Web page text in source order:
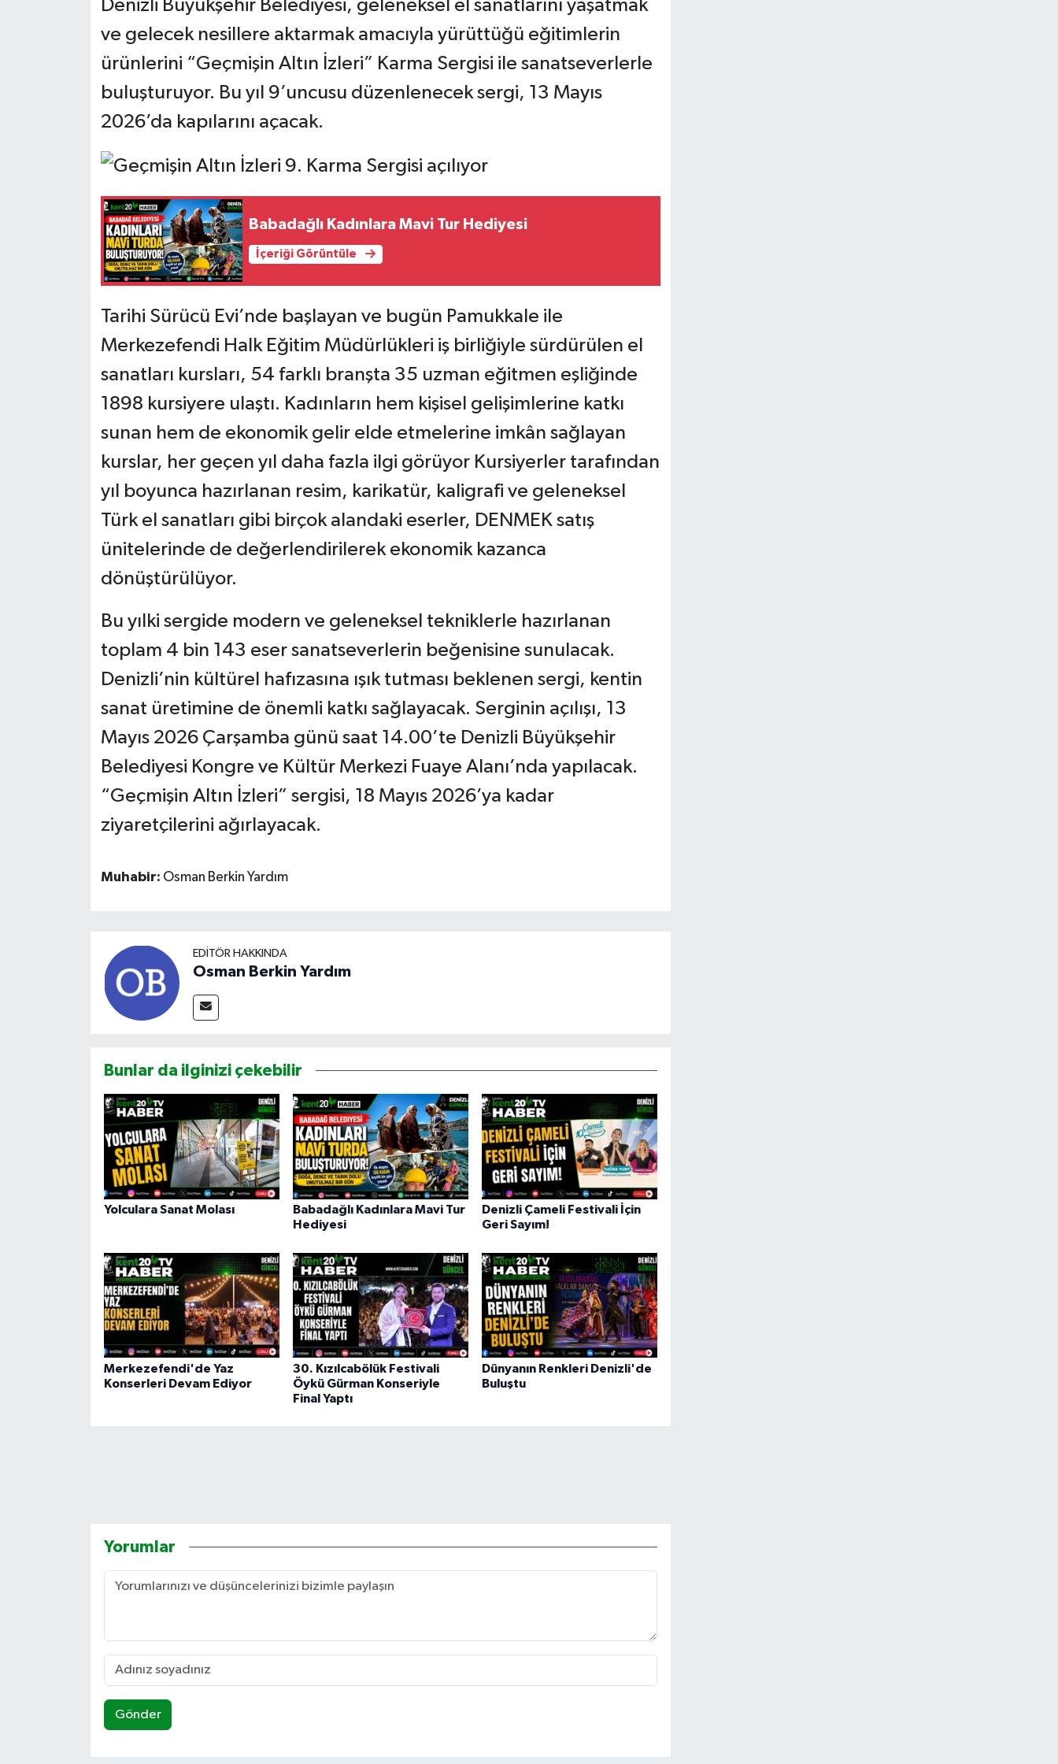
Denizli Büyükşehir Belediyesi, geleneksel el sanatlarını yaşatmak
ve gelecek nesillere aktarmak amacıyla yürüttüğü eğitimlerin
ürünlerini “Geçmişin Altın İzleri” Karma Sergisi ile sanatseverlerle
buluşturuyor. Bu yıl 9’uncusu düzenlenecek sergi, 13 Mayıs
2026’da kapılarını açacak.
Babadağlı Kadınlara Mavi Tur Hediyesi
İçeriği Görüntüle
Tarihi Sürücü Evi’nde başlayan ve bugün Pamukkale ile
Merkezefendi Halk Eğitim Müdürlükleri iş birliğiyle sürdürülen el
sanatları kursları, 54 farklı branşta 35 uzman eğitmen eşliğinde
1898 kursiyere ulaştı. Kadınların hem kişisel gelişimlerine katkı
sunan hem de ekonomik gelir elde etmelerine imkân sağlayan
kurslar, her geçen yıl daha fazla ilgi görüyor Kursiyerler tarafından
yıl boyunca hazırlanan resim, karikatür, kaligrafi ve geleneksel
Türk el sanatları gibi birçok alandaki eserler, DENMEK satış
ünitelerinde de değerlendirilerek ekonomik kazanca
dönüştürülüyor.
Bu yılki sergide modern ve geleneksel tekniklerle hazırlanan
toplam 4 bin 143 eser sanatseverlerin beğenisine sunulacak.
Denizli’nin kültürel hafızasına ışık tutması beklenen sergi, kentin
sanat üretimine de önemli katkı sağlayacak. Serginin açılışı, 13
Mayıs 2026 Çarşamba günü saat 14.00’te Denizli Büyükşehir
Belediyesi Kongre ve Kültür Merkezi Fuaye Alanı’nda yapılacak.
“Geçmişin Altın İzleri” sergisi, 18 Mayıs 2026’ya kadar
ziyaretçilerini ağırlayacak.
Muhabir: Osman Berkin Yardım
EDITÖR HAKKINDA
Osman Berkin Yardım
Bunlar da ilginizi çekebilir
Yolculara Sanat Molası
Babadağlı Kadınlara Mavi Tur
Hediyesi
Denizli Çameli Festivali İçin
Geri Sayım!
Merkezefendi'de Yaz
Konserleri Devam Ediyor
30. Kızılcabölük Festivali
Öykü Gürman Konseriyle
Final Yaptı
Dünyanın Renkleri Denizli'de
Buluştu
Yorumlar
Gönder